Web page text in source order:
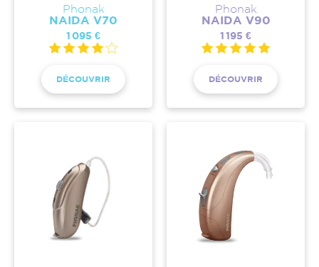
Phonak
NAIDA V70
1 095 €
DÉCOUVRIR
Phonak
NAIDA V90
1 195 €
DÉCOUVRIR